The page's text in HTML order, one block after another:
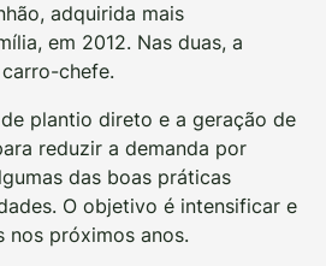
adquirida mais
em 2012. Nas duas, a
chefe.
plantio direto e a geração de
reduzir a demanda por
das boas práticas
O objetivo é intensificar e
nos próximos anos.